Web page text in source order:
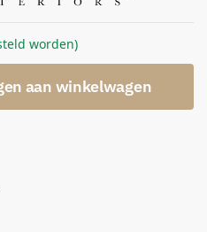
worden)
aan winkelwagen